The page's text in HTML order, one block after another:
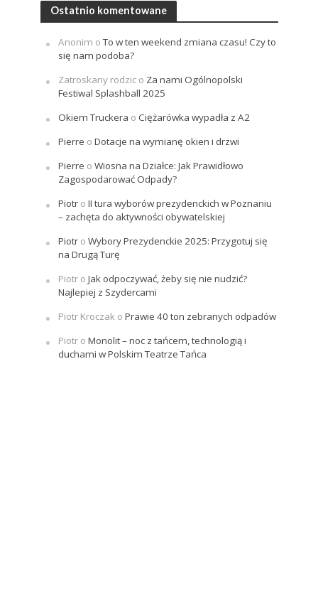
Ostatnio komentowane
Anonim oTo w ten weekend zmiana czasu! Czy to
się nam podoba?
Zatroskany rodzico Za nami Ogólnopolski
Festiwal Splashball 2025
Okiem Truckera o Ciężarówka wypadła z A2
Pierre o Dotacje na wymianę okien i drzwi
Pierre o Wiosna na Działce: Jak Prawidłowo
Zagospodarować Odpady?
Piotro II tura wyborów prezydenckich w Poznaniu
– zachęta do aktywności obywatelskiej
Piotro Wybory Prezydenckie 2025: Przygotuj się
na Drugą Turę
Piotro Jak odpoczywać, żeby się nie nudzić?
Najlepiej z Szydercami
Piotr Kroczako Prawie 40 ton zebranych odpadów
Piotro Monolit – noc z tańcem, technologią i
duchami w Polskim Teatrze Tańca